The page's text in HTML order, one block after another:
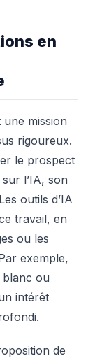
en
mission
rigoureux.
le prospect
l’IA, son
outils d’IA
travail, en
ou les
exemple,
ou
intérêt
de